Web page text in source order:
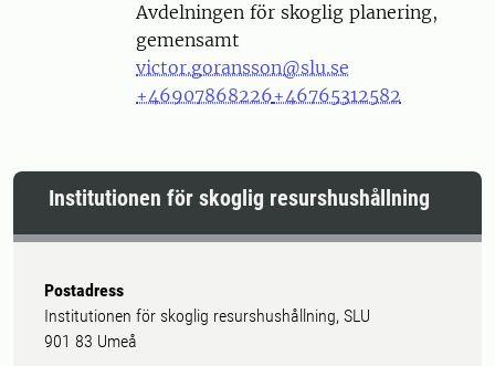
Avdelningen för skoglig planering,
gemensamt
victor.goransson@slu.se
+46907868226+46765312582
Institutionen för skoglig resurshushållning
Postadress
Institutionen för skoglig resurshushållning, SLU
901 83 Umeå